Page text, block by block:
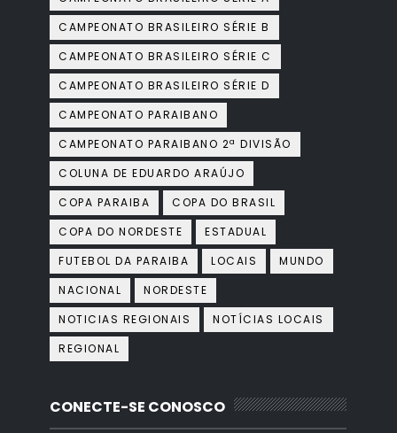
CAMPEONATO BRASILEIRO SÉRIE B
CAMPEONATO BRASILEIRO SÉRIE C
CAMPEONATO BRASILEIRO SÉRIE D
CAMPEONATO PARAIBANO
CAMPEONATO PARAIBANO 2ª DIVISÃO
COLUNA DE EDUARDO ARAÚJO
COPA PARAIBA
COPA DO BRASIL
COPA DO NORDESTE
ESTADUAL
FUTEBOL DA PARAIBA
LOCAIS
MUNDO
NACIONAL
NORDESTE
NOTICIAS REGIONAIS
NOTÍCIAS LOCAIS
REGIONAL
CONECTE-SE CONOSCO